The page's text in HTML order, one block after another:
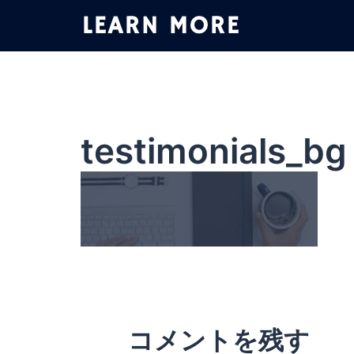
テ
testimonials_bg
コメントを残す